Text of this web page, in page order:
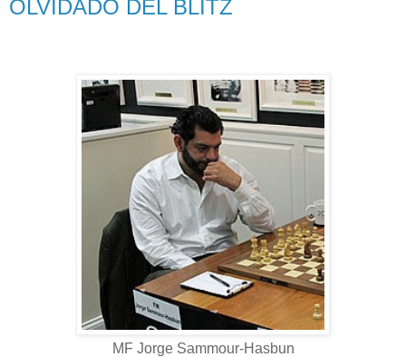
OLVIDADO DEL BLITZ
MF Jorge Sammour-Hasbun